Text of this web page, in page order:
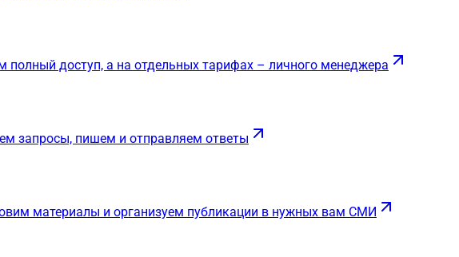
полный доступ, а на отдельных тарифах – личного менеджера
запросы, пишем и отправляем ответы
материалы и организуем публикации в нужных вам СМИ